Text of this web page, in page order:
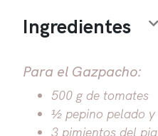
Ingredientes
Para el Gazpacho:
500 g de tomates
½ pepino pelado y
3 pimientos del